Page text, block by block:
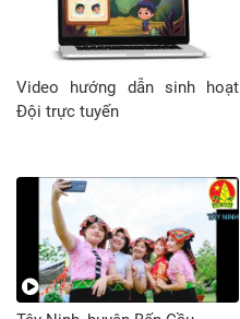
Video hướng dẫn sinh hoạt
Đội trực tuyến